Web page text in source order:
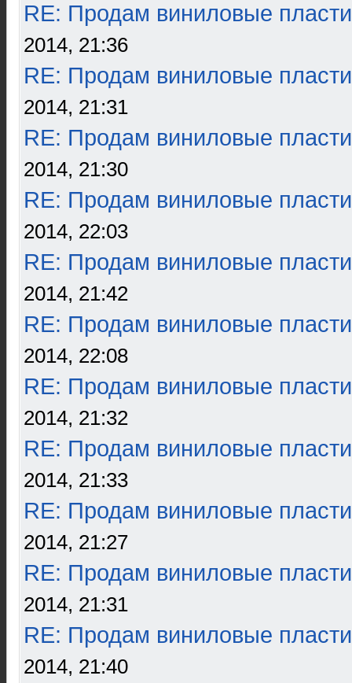
RE: Продам виниловые
2014, 21:36
RE: Продам виниловые
2014, 21:31
RE: Продам виниловые
2014, 21:30
RE: Продам виниловые
2014, 22:03
RE: Продам виниловые
2014, 21:42
RE: Продам виниловые
2014, 22:08
RE: Продам виниловые
2014, 21:32
RE: Продам виниловые
2014, 21:33
RE: Продам виниловые
2014, 21:27
RE: Продам виниловые
2014, 21:31
RE: Продам виниловые
2014, 21:40